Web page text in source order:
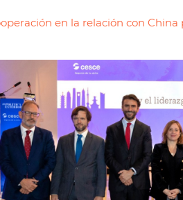
en la relación con